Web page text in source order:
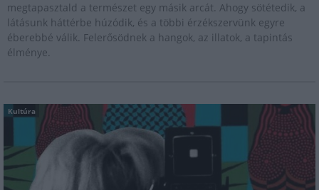
megtapasztald a természet egy másik arcát. Ahogy sötétedik, a
látásunk háttérbe húzódik, és a többi érzékszervünk egyre
éberebbé válik. Felerősödnek a hangok, az illatok, a tapintás
élménye.
Kultúra